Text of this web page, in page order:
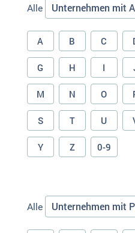
Alle Unternehmen mit
A B C
G H I
M N O
S T U
Y Z 0-9
Alle Unternehmen mit